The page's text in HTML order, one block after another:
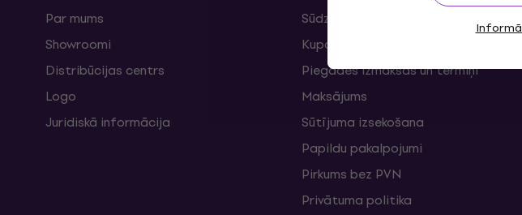
Par mums
Showroomi
Distribūcijas centrs
Logo
Juridiskā informācija
Sūdzības un atteikšanās no līguma
Kuponi
Piegādes izmaksas un termiņi
Maksājums
Sūtījuma izsekošana
Papildu pakalpojumi
Pirkums bez PVN
Privātuma politika